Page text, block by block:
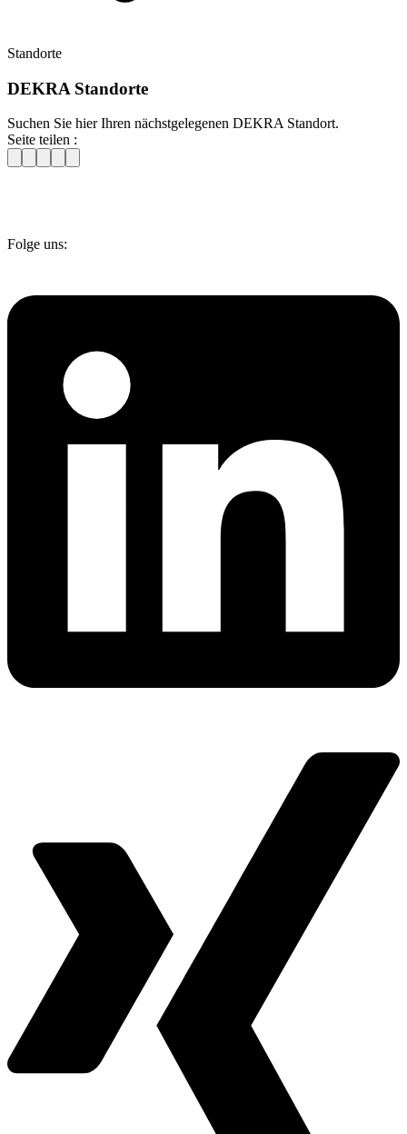
Standorte
DEKRA Standorte
Suchen Sie hier Ihren nächstgelegenen DEKRA Standort.
Seite teilen :
Folge uns: